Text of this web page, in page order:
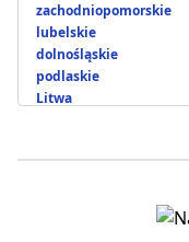
zachodniopomorskie
lubelskie
dolnośląskie
podlaskie
Litwa